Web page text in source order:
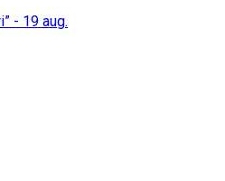
- 19 aug.